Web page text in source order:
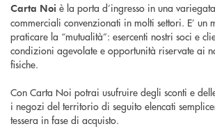
Carta Noi è la porta d’ingresso in una
commerciali convenzionati in molti settori. E’ un
praticare la “mutualità”: esercenti nostri soci e
condizioni agevolate e opportunità riservate ai
fisiche.
Con Carta Noi potrai usufruire degli sconti e
i negozi del territorio di seguito elencati
tessera in fase di acquisto.